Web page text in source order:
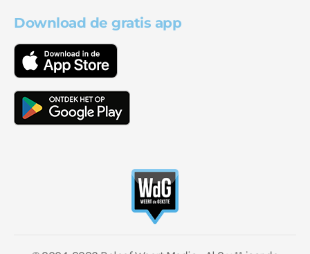
Download de gratis app